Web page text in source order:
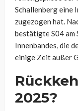
Schallenberg eine
zugezogen hat.
bestätigte S04 am
Innenbandes, die
einige Zeit außer
2025?